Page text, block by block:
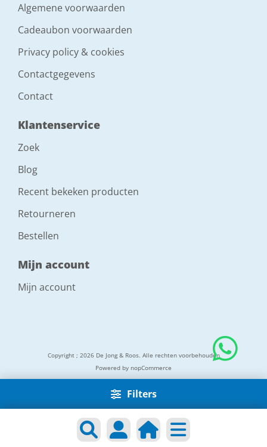
Filters
Algemene voorwaarden
Cadeaubon voorwaarden
Privacy policy & cookies
Contactgegevens
Contact
Klantenservice
Zoek
Blog
Recent bekeken producten
Retourneren
Bestellen
Mijn account
Mijn account
Copyright ; 2026 De Jong & Roos. Alle rechten voorbehouden
Powered by nopCommerce